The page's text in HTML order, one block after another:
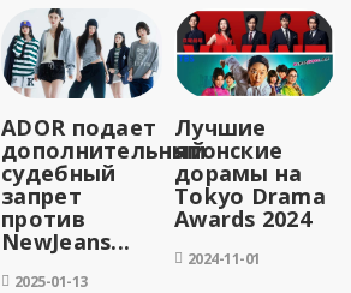
ADOR подает
дополнительный
судебный
запрет
против
NewJeans...
2025-01-13
Лучшие
японские
дорамы на
Tokyo Drama
Awards 2024
2024-11-01